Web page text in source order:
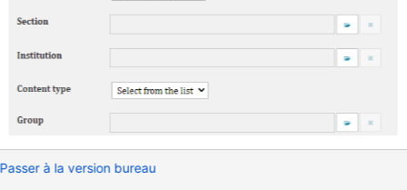
Passer à la version bureau